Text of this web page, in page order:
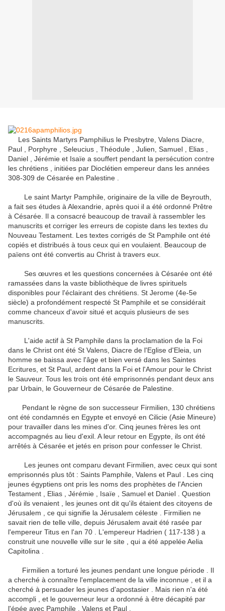
Les Saints Martyrs Pamphilius le Presbytre, Valens Diacre,
Paul , Porphyre , Seleucius , Théodule , Julien, Samuel , Elias ,
Daniel , Jérémie et Isaïe a souffert pendant la persécution contre
les chrétiens , initiées par Dioclétien empereur dans les années
308-309 de Césarée en Palestine .
Le saint Martyr Pamphile, originaire de la ville de Beyrouth,
a fait ses études à Alexandrie, après quoi il a été ordonné Prêtre
à Césarée. Il a consacré beaucoup de travail à rassembler les
manuscrits et corriger les erreurs de copiste dans les textes du
Nouveau Testament. Les textes corrigés de St Pamphile ont été
copiés et distribués à tous ceux qui en voulaient. Beaucoup de
païens ont été convertis au Christ à travers eux.
Ses œuvres et les questions concernées à Césarée ont été
ramassées dans la vaste bibliothèque de livres spirituels
disponibles pour l'éclairant des chrétiens. St Jerome (4e-5e
siècle) a profondément respecté St Pamphile et se considérait
comme chanceux d'avoir situé et acquis plusieurs de ses
manuscrits.
L'aide actif à St Pamphile dans la proclamation de la Foi
dans le Christ ont été St Valens, Diacre de l'Eglise d'Eleia, un
homme se baissa avec l'âge et bien versé dans les Saintes
Ecritures, et St Paul, ardent dans la Foi et l'Amour pour le Christ
le Sauveur. Tous les trois ont été emprisonnés pendant deux ans
par Urbain, le Gouverneur de Césarée de Palestine.
Pendant le règne de son successeur Firmilien, 130 chrétiens
ont été condamnés en Egypte et envoyé en Cilicie (Asie Mineure)
pour travailler dans les mines d'or. Cinq jeunes frères les ont
accompagnés au lieu d'exil. A leur retour en Egypte, ils ont été
arrêtés à Césarée et jetés en prison pour confesser le Christ.
Les jeunes ont comparu devant Firmilien, avec ceux qui sont
emprisonnés plus tôt : Saints Pamphile, Valens et Paul .
Les cinq
jeunes égyptiens ont pris les noms des prophètes de l'Ancien
Testament , Elias , Jérémie , Isaïe , Samuel et Daniel .
Question
d'où ils venaient , les jeunes ont dit qu'ils étaient des citoyens de
Jérusalem , ce qui signifie la Jérusalem céleste .
Firmilien ne
savait rien de telle ville, depuis Jérusalem avait été rasée par
l'empereur Titus en l'an 70 . L'empereur Hadrien ( 117-138 ) a
construit une nouvelle ville sur le site , qui a été appelée Aelia
Capitolina .
Firmilien a torturé les jeunes pendant une longue période .
Il
a cherché à connaître l'emplacement de la ville inconnue , et il a
cherché à persuader les jeunes d'apostasier .
Mais rien n'a été
accompli , et le gouverneur leur a ordonné à être décapité par
l'épée avec Pamphile , Valens et Paul .